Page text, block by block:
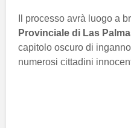
Il processo avrà luogo a
Provinciale di Las
capitolo oscuro di
numerosi cittadini